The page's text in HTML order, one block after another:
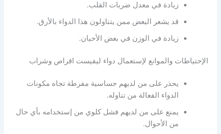
زيادة في معدل ضربات القلب.
قد يشعر البعض ممن يتناولون هذا الدواء بالأرق.
زيادة في الوزن في بعض الأحيان.
الإحتياطات والموانع لإستعمال دواء ليفيست اقراص وشراب
يحذر على من لديهم حساسية مفرطة تجاه مكونات
الدواء الفعالة من تناوله.
يمنع على من لديهم فشل كلوي من إستخدامه بأي حال
من الأحوال.